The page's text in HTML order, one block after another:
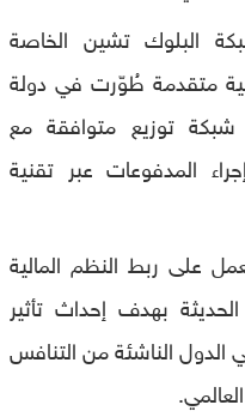
البلوك تشين الخاصة
متقدمة طُوّرت في دولة
شبكة توزيع متوافقة مع
المدفوعات عبر تقنية
على ربط النظم المالية
بهدف إحداث تأثير
الناشئة من التنافس